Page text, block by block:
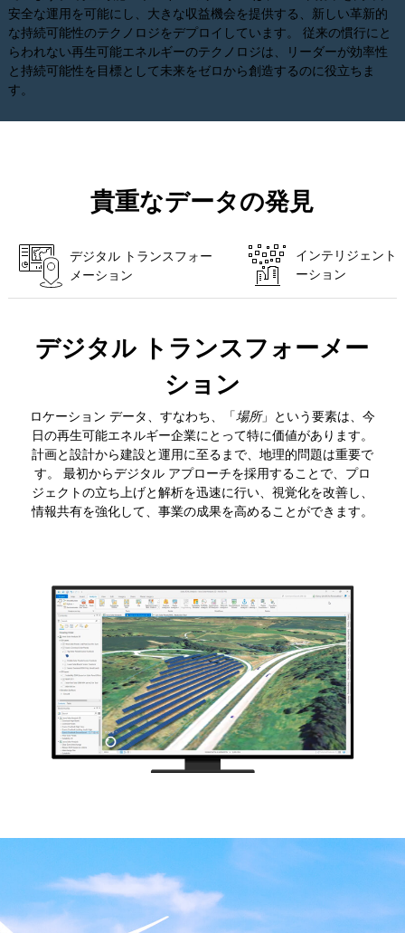
安全な運用を可能にし、大きな収益機会を提供する、新しい革新的
な持続可能性のテクノロジをデプロイしています。 従来の慣行にと
らわれない再生可能エネルギーのテクノロジは、リーダーが効率性
と持続可能性を目標として未来をゼロから創造するのに役立ちま
す。
貴重なデータの発見
デジタル トランスフォー
メーション
インテリジェント
ーション
デジタル トランスフォーメー
ション
ロケーション データ、すなわち、「場所」という要素は、今
日の再生可能エネルギー企業にとって特に価値があります。
計画と設計から建設と運用に至るまで、地理的問題は重要で
す。 最初からデジタル アプローチを採用することで、プロ
ジェクトの立ち上げと解析を迅速に行い、視覚化を改善し、
情報共有を強化して、事業の成果を高めることができます。